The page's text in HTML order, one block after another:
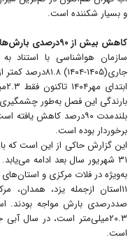
و بسیار شکننده است.
کاهش بیش از ۹۰درصدی بارش‌ها
برخوردار بوده است.
این گزارش حاکی از این است که
به‌ویژه در فلات مرکزی و استان‌های همجوار
۱۱استان از‌جمله یزد، همدان،
صددرصدی بارش مواجه بودند.
است.